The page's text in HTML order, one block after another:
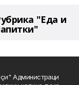
"Еда и
Администраци